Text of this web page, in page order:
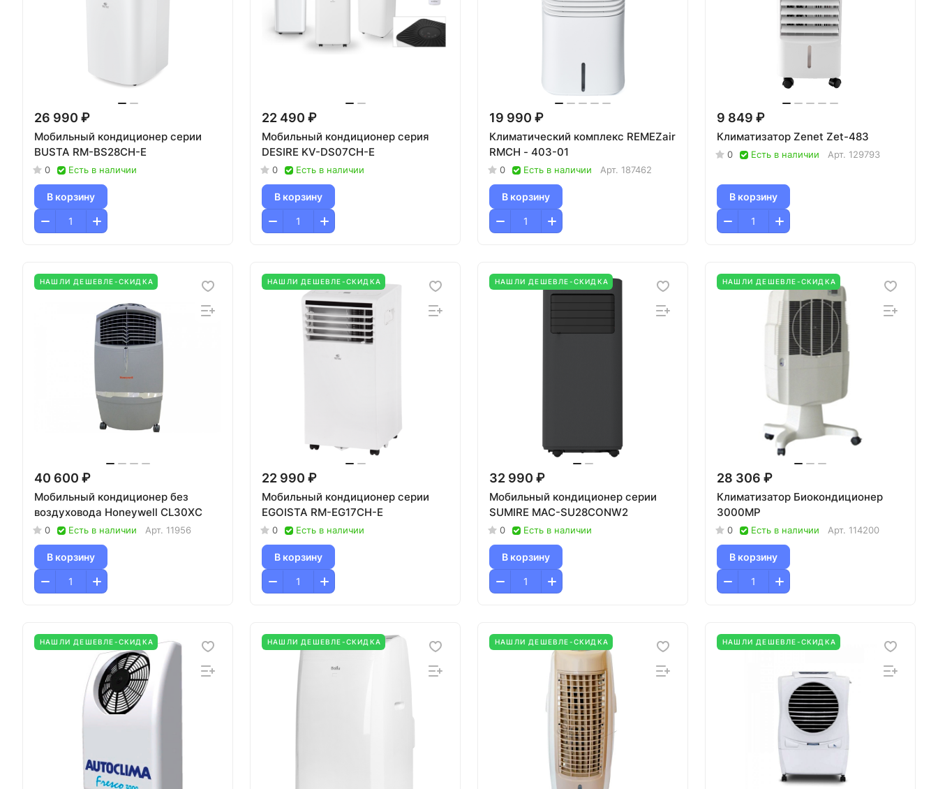
26 990 ₽
Мобильный кондиционер cерии
BUSTA RM-BS28CH-E
0 Есть в наличии
В корзину
22 490 ₽
Мобильный кондиционер серия
DESIRE KV-DS07CH-E
0 Есть в наличии
В корзину
19 990 ₽
Климатический комплекс REMEZair
RMCH - 403-01
0 Есть в наличии Арт. 187462
В корзину
9 849 ₽
Климатизатор Zenet Zet-483
0 Есть в наличии Арт. 129793
В корзину
НАШЛИ ДЕШЕВЛЕ-СКИДКА
40 600 ₽
Мобильный кондиционер без
воздуховода Honeywell CL30XC
0 Есть в наличии Арт. 11956
В корзину
НАШЛИ ДЕШЕВЛЕ-СКИДКА
22 990 ₽
Мобильный кондиционер cерии
EGOISTA RM-EG17CH-E
0 Есть в наличии
В корзину
НАШЛИ ДЕШЕВЛЕ-СКИДКА
32 990 ₽
Мобильный кондиционер cерии
SUMIRE MAC-SU28CONW2
0 Есть в наличии
В корзину
НАШЛИ ДЕШЕВЛЕ-СКИДКА
28 306 ₽
Климатизатор Биокондиционер
3000MP
0 Есть в наличии Арт. 114200
В корзину
НАШЛИ ДЕШЕВЛЕ-СКИДКА НАШЛИ ДЕШЕВЛЕ-СКИДКА НАШЛИ ДЕШЕВЛЕ-СКИДКА НАШЛИ ДЕШЕВЛЕ-СКИДКА